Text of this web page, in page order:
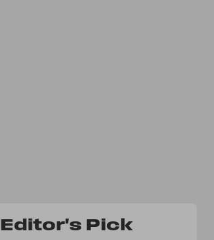
Editor's Pick